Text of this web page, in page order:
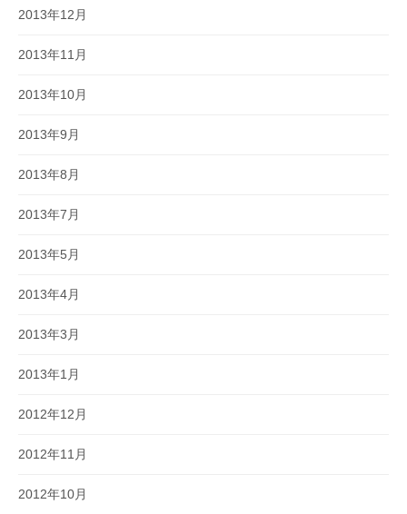
2013年12月
2013年11月
2013年10月
2013年9月
2013年8月
2013年7月
2013年5月
2013年4月
2013年3月
2013年1月
2012年12月
2012年11月
2012年10月